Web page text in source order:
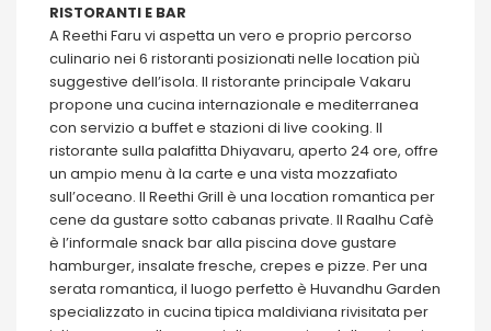
RISTORANTI E BAR
A Reethi Faru vi aspetta un vero e proprio percorso
culinario nei 6 ristoranti posizionati nelle location più
suggestive dell’isola. Il ristorante principale Vakaru
propone una cucina internazionale e mediterranea
con servizio a buffet e stazioni di live cooking. Il
ristorante sulla palafitta Dhiyavaru, aperto 24 ore, offre
un ampio menu à la carte e una vista mozzafiato
sull’oceano. Il Reethi Grill è una location romantica per
cene da gustare sotto cabanas private. Il Raalhu Cafè
è l’informale snack bar alla piscina dove gustare
hamburger, insalate fresche, crepes e pizze. Per una
serata romantica, il luogo perfetto è Huvandhu Garden
specializzato in cucina tipica maldiviana rivisitata per